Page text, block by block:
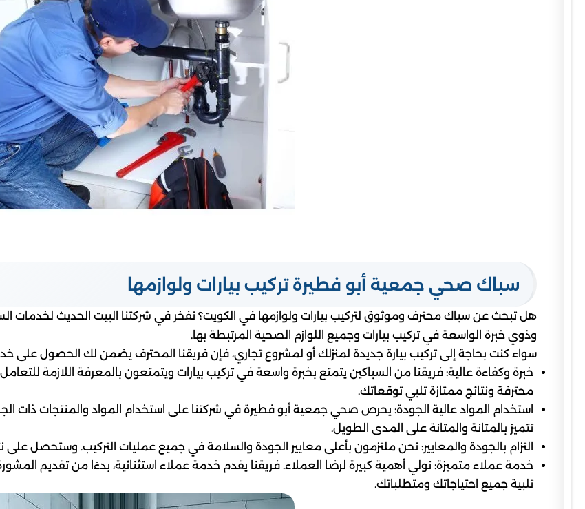
سباك صحي جمعية أبو فطيرة تركيب بيارات ولوازمها
هل تبحث عن سباك محترف وموثوق لتركيب بيارات ولوازمها في الكويت؟ نفخر في شركتنا البيت الحديث لخدمات
وذوي خبرة الواسعة في تركيب بيارات وجميع اللوازم الصحية المرتبطة بها.
سواء كنت بحاجة إلى تركيب بيارة جديدة لمنزلك أو لمشروع تجاري، فإن فريقنا المحترف يضمن لك الحصول
خبرة وكفاءة عالية: فريقنا من السباكين يتمتع بخبرة واسعة في تركيب بيارات ويتمتعون بالمعرفة اللازمة
محترفة ونتائج ممتازة تلبي توقعاتك.
استخدام المواد عالية الجودة: يحرص صحي جمعية أبو فطيرة في شركتنا على استخدام المواد والمنتجات ذات
تتميز بالمتانة والمتانة على المدى الطويل.
التزام بالجودة والمعايير: نحن ملتزمون بأعلى معايير الجودة والسلامة في جميع عمليات التركيب. وستحصل
خدمة عملاء متميزة: نولي أهمية كبيرة لرضا العملاء. فريقنا يقدم خدمة عملاء استثنائية، بدءًا من تقديم
تلبية جميع احتياجاتك ومتطلباتك.